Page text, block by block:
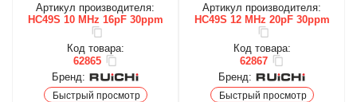
Артикул производителя:
HC49S 10 MHz 16pF 30ppm
Код товара:
62865
Бренд:
Быстрый просмотр
Артикул производителя:
HC49S 12 MHz 20pF 30ppm
Код товара:
62867
Бренд:
Быстрый просмотр